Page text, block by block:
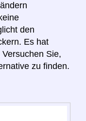
den
Es hat
Sie,
zu finden.